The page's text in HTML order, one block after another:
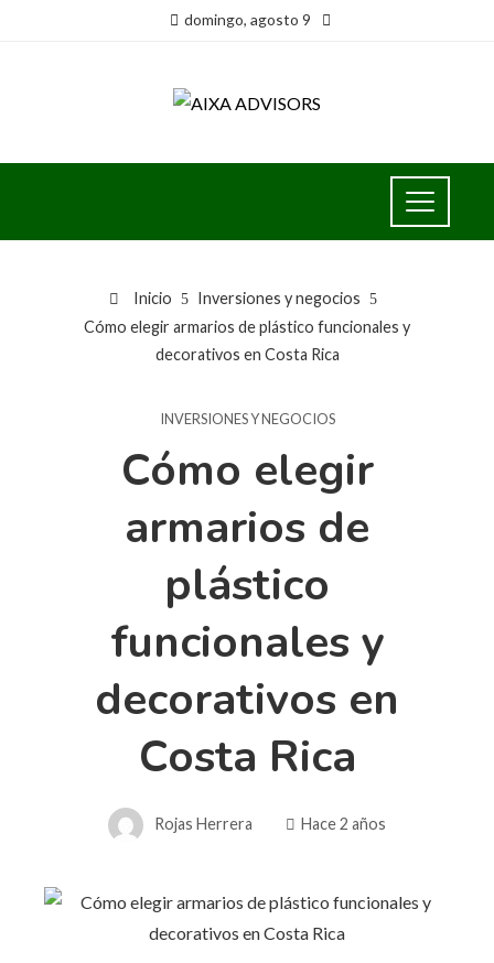
domingo, agosto 9
Inicio
Inversiones y negocios
Cómo elegir armarios de plástico funcionales y
decorativos en Costa Rica
INVERSIONES Y NEGOCIOS
Cómo elegir
armarios de
plástico
funcionales y
decorativos en
Costa Rica
Rojas Herrera Hace 2 años